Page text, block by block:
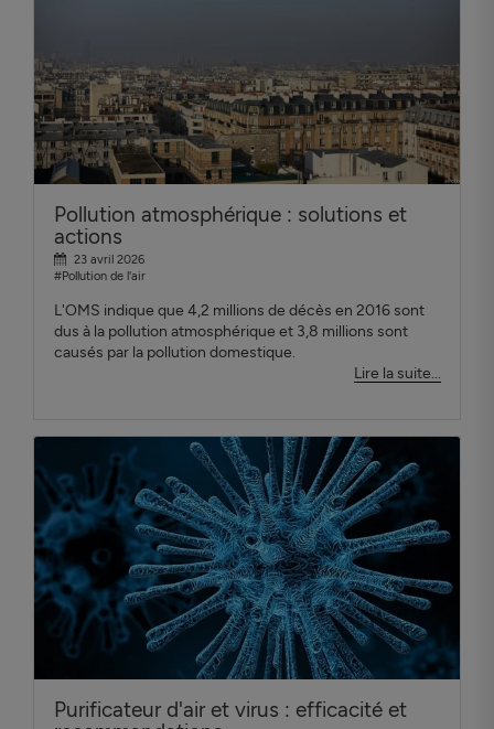
Pollution atmosphérique : solutions et
actions
23 avril 2026
#Pollution de l'air
L'OMS indique que 4,2 millions de décès en 2016 sont
dus à la pollution atmosphérique et 3,8 millions sont
causés par la pollution domestique.
Lire la suite...
Purificateur d'air et virus : efficacité et